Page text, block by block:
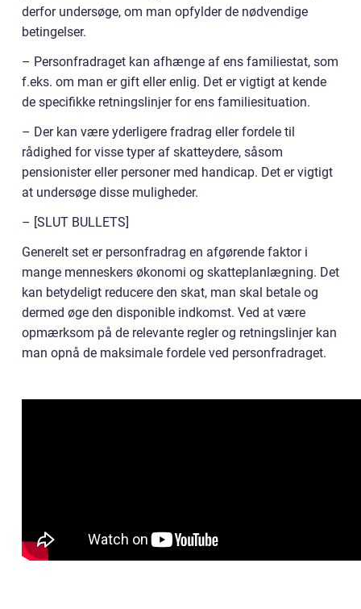
derfor undersøge, om man opfylder de nødvendige
betingelser.
– Personfradraget kan afhænge af ens familiestat, som
f.eks. om man er gift eller enlig. Det er vigtigt at kende
de specifikke retningslinjer for ens familiesituation.
– Der kan være yderligere fradrag eller fordele til
rådighed for visse typer af skatteydere, såsom
pensionister eller personer med handicap. Det er vigtigt
at undersøge disse muligheder.
– [SLUT BULLETS]
Generelt set er personfradrag en afgørende faktor i
mange menneskers økonomi og skatteplanlægning. Det
kan betydeligt reducere den skat, man skal betale og
dermed øge den disponible indkomst. Ved at være
opmærksom på de relevante regler og retningslinjer kan
man opnå de maksimale fordele ved personfradraget.